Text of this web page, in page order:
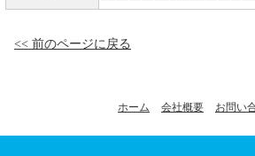
<< 前のページに戻る
ホーム 会社概要 お問い